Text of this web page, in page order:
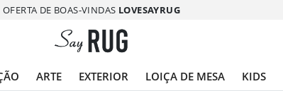
OFERTA DE BOAS-VINDAS LOVESAYRUG
ARTE EXTERIOR LOIÇA DE MESA KIDS